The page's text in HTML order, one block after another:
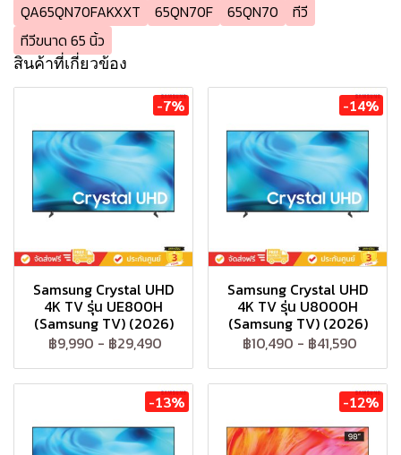
QA65QN70FAKXXT
65QN70F 65QN70
ทีวี
ทีวีขนาด 65 นิ้ว
สินค้าที่เกี่ยวข้อง
-7%
Samsung Crystal UHD
4K TV รุ่น UE800H
(Samsung TV) (2026)
฿9,990 - ฿29,490
-14%
Samsung Crystal UHD
4K TV รุ่น U8000H
(Samsung TV) (2026)
฿10,490 - ฿41,590
-13% -12%